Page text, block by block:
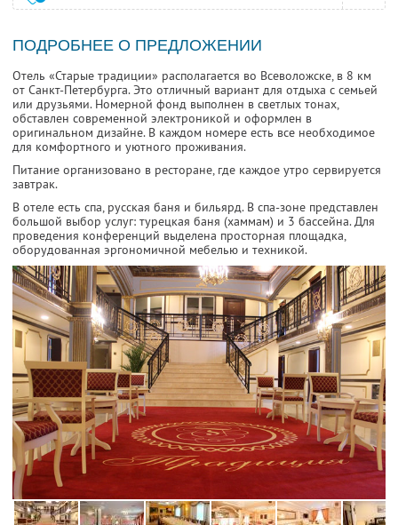
ПОДРОБНЕЕ О ПРЕДЛОЖЕНИИ
Отель «Старые традиции» располагается во Всеволожске, в 8 км
от Санкт-Петербурга. Это отличный вариант для отдыха с семьей
или друзьями. Номерной фонд выполнен в светлых тонах,
обставлен современной электроникой и оформлен в
оригинальном дизайне. В каждом номере есть все необходимое
для комфортного и уютного проживания.
Питание организовано в ресторане, где каждое утро сервируется
завтрак.
В отеле есть спа, русская баня и бильярд. В спа-зоне представлен
большой выбор услуг: турецкая баня (хаммам) и 3 бассейна. Для
проведения конференций выделена просторная площадка,
оборудованная эргономичной мебелью и техникой.